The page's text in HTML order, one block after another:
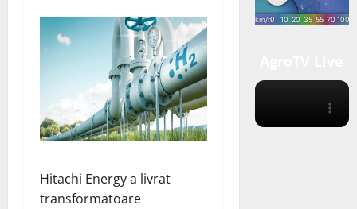
Hitachi Energy a livrat
transformatoare